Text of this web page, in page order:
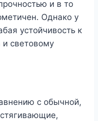
и в то
Однако у
устойчивость к
и световому
с обычной,